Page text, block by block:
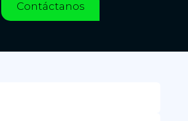
Contáctanos